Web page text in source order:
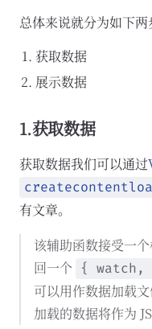
总体来说就分为如下两
获取数据
展示数据
1.获取数据
获取数据我们可以通过
有文章。
该辅助函数接受一
回一个
{ watch,
可以用作数据加载文
加载的数据将作为